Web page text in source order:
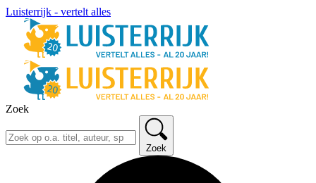
Luisterrijk - vertelt alles
Zoek
Zoek